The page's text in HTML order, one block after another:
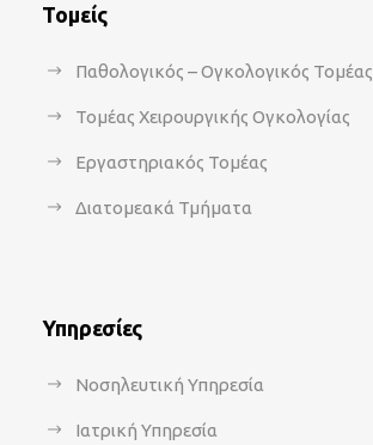
Τομείς
Παθολογικός – Ογκολογικός Τομέας
Τομέας Χειρουργικής Ογκολογίας
Εργαστηριακός Τομέας
Διατομεακά Τμήματα
Υπηρεσίες
Νοσηλευτική Υπηρεσία
Ιατρική Υπηρεσία